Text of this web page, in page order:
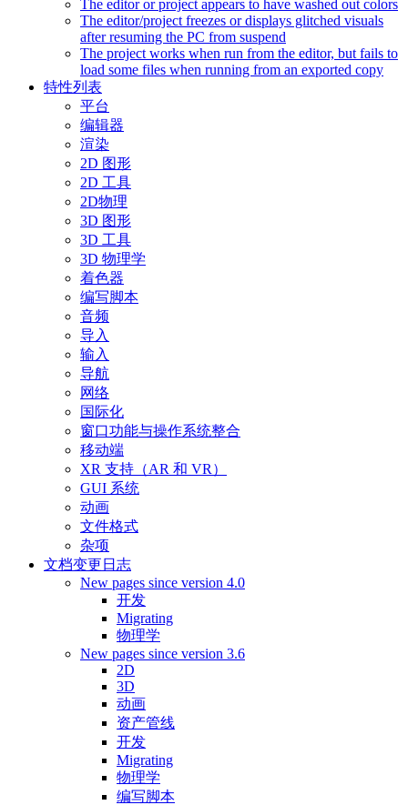
The editor or project appears to have washed out colors
The editor/project freezes or displays glitched visuals
after resuming the PC from suspend
The project works when run from the editor, but fails to
load some files when running from an exported copy
特性列表
平台
编辑器
渲染
2D 图形
2D 工具
2D物理
3D 图形
3D 工具
3D 物理学
着色器
编写脚本
音频
导入
输入
导航
网络
国际化
窗口功能与操作系统整合
移动端
XR 支持（AR 和 VR）
GUI 系统
动画
文件格式
杂项
文档变更日志
New pages since version 4.0
开发
Migrating
物理学
New pages since version 3.6
2D
3D
动画
资产管线
开发
Migrating
物理学
编写脚本